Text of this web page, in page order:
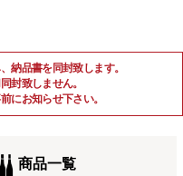
納品書を同封致します。
封致しません。
にお知らせ下さい。
商品一覧